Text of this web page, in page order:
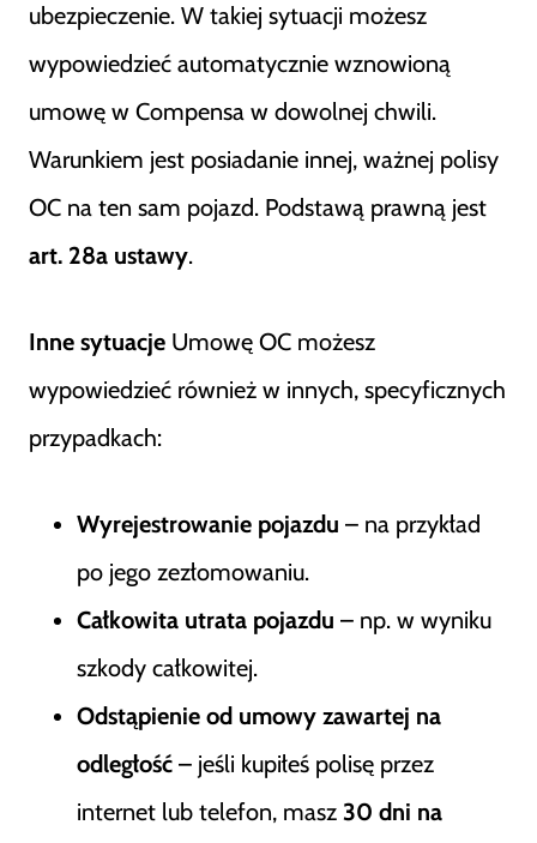
ubezpieczenie. W takiej sytuacji możesz
wypowiedzieć automatycznie wznowioną
umowę w Compensa w dowolnej chwili.
Warunkiem jest posiadanie innej, ważnej polisy
OC na ten sam pojazd. Podstawą prawną jest
art. 28a ustawy.
Inne sytuacje Umowę OC możesz
wypowiedzieć również w innych, specyficznych
przypadkach:
Wyrejestrowanie pojazdu – na przykład
po jego zezłomowaniu.
Całkowita utrata pojazdu – np. w wyniku
szkody całkowitej.
Odstąpienie od umowy zawartej na
odległość – jeśli kupiłeś polisę przez
internet lub telefon, masz 30 dni na